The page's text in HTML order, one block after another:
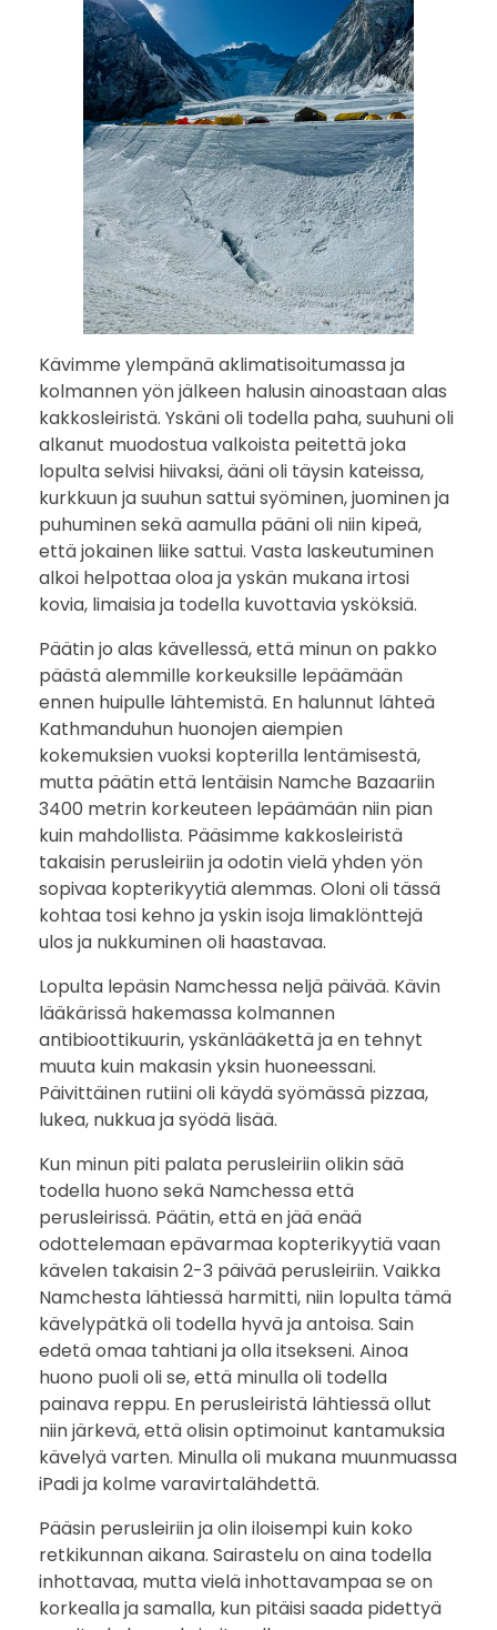
Kävimme ylempänä aklimatisoitumassa ja
kolmannen yön jälkeen halusin ainoastaan alas
kakkosleiristä. Yskäni oli todella paha, suuhuni oli
alkanut muodostua valkoista peitettä joka
lopulta selvisi hiivaksi, ääni oli täysin kateissa,
kurkkuun ja suuhun sattui syöminen, juominen ja
puhuminen sekä aamulla pääni oli niin kipeä,
että jokainen liike sattui. Vasta laskeutuminen
alkoi helpottaa oloa ja yskän mukana irtosi
kovia, limaisia ja todella kuvottavia ysköksiä.
Päätin jo alas kävellessä, että minun on pakko
päästä alemmille korkeuksille lepäämään
ennen huipulle lähtemistä. En halunnut lähteä
Kathmanduhun huonojen aiempien
kokemuksien vuoksi kopterilla lentämisestä,
mutta päätin että lentäisin Namche Bazaariin
3400 metrin korkeuteen lepäämään niin pian
kuin mahdollista. Pääsimme kakkosleiristä
takaisin perusleiriin ja odotin vielä yhden yön
sopivaa kopterikyytiä alemmas. Oloni oli tässä
kohtaa tosi kehno ja yskin isoja limaklönttejä
ulos ja nukkuminen oli haastavaa.
Lopulta lepäsin Namchessa neljä päivää. Kävin
lääkärissä hakemassa kolmannen
antibioottikuurin, yskänlääkettä ja en tehnyt
muuta kuin makasin yksin huoneessani.
Päivittäinen rutiini oli käydä syömässä pizzaa,
lukea, nukkua ja syödä lisää.
Kun minun piti palata perusleiriin olikin sää
todella huono sekä Namchessa että
perusleirissä. Päätin, että en jää enää
odottelemaan epävarmaa kopterikyytiä vaan
kävelen takaisin 2-3 päivää perusleiriin. Vaikka
Namchesta lähtiessä harmitti, niin lopulta tämä
kävelypätkä oli todella hyvä ja antoisa. Sain
edetä omaa tahtiani ja olla itsekseni. Ainoa
huono puoli oli se, että minulla oli todella
painava reppu. En perusleiristä lähtiessä ollut
niin järkevä, että olisin optimoinut kantamuksia
kävelyä varten. Minulla oli mukana muunmuassa
iPadi ja kolme varavirtalähdettä.
Pääsin perusleiriin ja olin iloisempi kuin koko
retkikunnan aikana. Sairastelu on aina todella
inhottavaa, mutta vielä inhottavampaa se on
korkealla ja samalla, kun pitäisi saada pidettyä